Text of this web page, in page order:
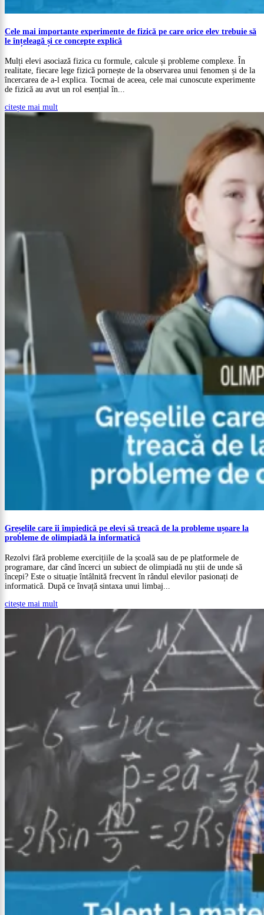
Cele mai importante experimente de fizică pe care orice elev trebuie să
le înțeleagă și ce concepte explică
Mulți elevi asociază fizica cu formule, calcule și probleme complexe. În
realitate, fiecare lege fizică pornește de la observarea unui fenomen și de la
încercarea de a-l explica. Tocmai de aceea, cele mai cunoscute experimente
de fizică au avut un rol esențial în...
citește mai mult
Greșelile care îi împiedică pe elevi să treacă de la probleme ușoare la
probleme de olimpiadă la informatică
Rezolvi fără probleme exercițiile de la școală sau de pe platformele de
programare, dar când încerci un subiect de olimpiadă nu știi de unde să
începi? Este o situație întâlnită frecvent în rândul elevilor pasionați de
informatică. După ce învață sintaxa unui limbaj...
citește mai mult